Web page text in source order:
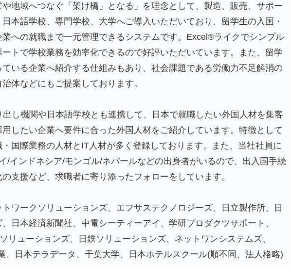
や地域へつなぐ「架け橋」となる」を理念として、製造、販売、サポー
日本語学校、専門学校、大学へご導入いただいており、留学生の入国・
への就職まで一元管理できるシステムです。Excel®ライクでシンプル
トで学校業務を効率化できるので好評いただいています。また、留学
いる企業へ紹介する仕組みもあり、社会課題である労働力不足解消の
体などにもご提案しております。
し機関や日本語学校とも連携して、日本で就職したい外国人材を集客
用したい企業へ要件に合った外国人材をご紹介しています。特徴として
国際業務の人材とIT人材が多く登録しております。また、当社社員に
/インドネシア/モンゴル/ネパールなどの出身者がいるので、出入国手続
支援など、求職者に寄り添ったフォローをしています。
ワークソリューションズ、エフサステクノロジーズ、日立製作所、日
日本経済新聞社、中電シーティーアイ、学研プロダクツサポート、
リューションズ、日鉄ソリューションズ、ネットワンシステムズ、
、日本テラデータ、千葉大学、日本ホテルスクール(順不同、法人格略)